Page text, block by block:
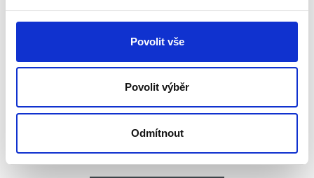
Povolit vše
Povolit výběr
Odmítnout